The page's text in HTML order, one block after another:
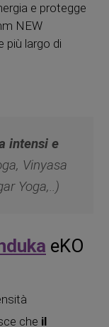
e protegge
NEW
più largo di
intensi e
Vinyasa
Yoga,..)
eKO
che il